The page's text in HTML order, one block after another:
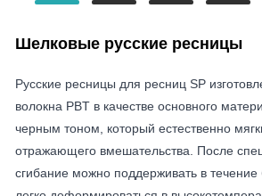
Шелковые русские ресницы
Русские ресницы для ресниц SP
волокна PBT в качестве основного
черным тоном, который естественно
отражающего вмешательства. После
сгибание можно поддерживать в